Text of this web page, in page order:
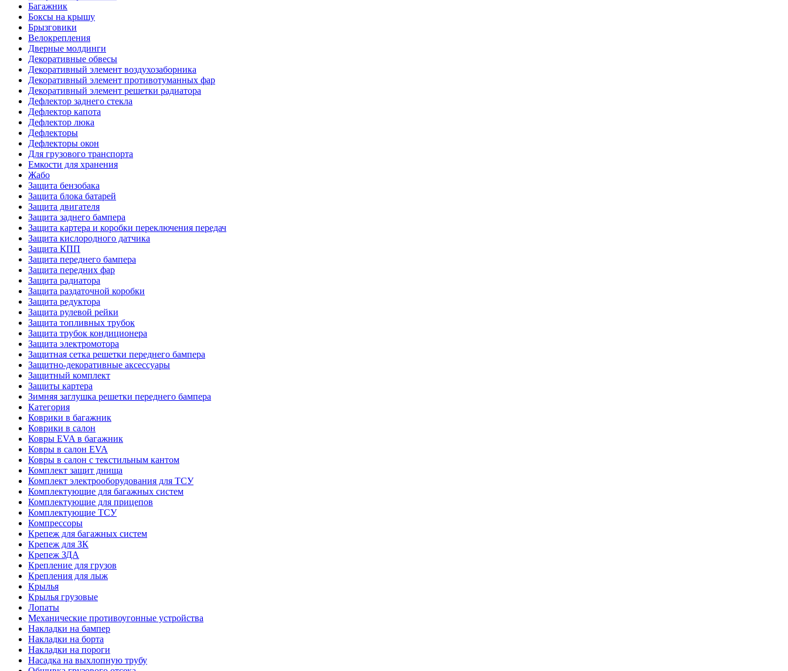
Багажник
Боксы на крышу
Брызговики
Велокрепления
Дверные молдинги
Декоративные обвесы
Декоративный элемент воздухозаборника
Декоративный элемент противотуманных фар
Декоративный элемент решетки радиатора
Дефлектор заднего стекла
Дефлектор капота
Дефлектор люка
Дефлекторы
Дефлекторы окон
Для грузового транспорта
Емкости для хранения
Жабо
Защита бензобака
Защита блока батарей
Защита двигателя
Защита заднего бампера
Защита картера и коробки переключения передач
Защита кислородного датчика
Защита КПП
Защита переднего бампера
Защита передних фар
Защита радиатора
Защита раздаточной коробки
Защита редуктора
Защита рулевой рейки
Защита топливных трубок
Защита трубок кондиционера
Защита электромотора
Защитная сетка решетки переднего бампера
Защитно-декоративные аксессуары
Защитный комплект
Защиты картера
Зимняя заглушка решетки переднего бампера
Категория
Коврики в багажник
Коврики в салон
Ковры EVA в багажник
Ковры в салон EVA
Ковры в салон с текстильным кантом
Комплект защит днища
Комплект электрооборудования для ТСУ
Комплектующие для багажных систем
Комплектующие для прицепов
Комплектующие ТСУ
Компрессоры
Крепеж для багажных систем
Крепеж для ЗК
Крепеж ЗДА
Крепление для грузов
Крепления для лыж
Крылья
Крылья грузовые
Лопаты
Механические противоугонные устройства
Накладки на бампер
Накладки на борта
Накладки на пороги
Насадка на выхлопную трубу